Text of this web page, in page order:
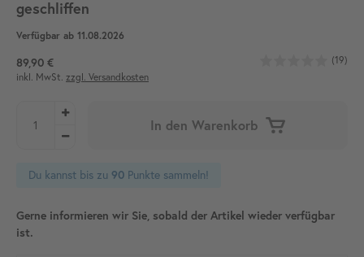
geschliffen
Verfügbar ab 11.08.2026
89,90 €
(19)
inkl. MwSt. zzgl. Versandkosten
In den Warenkorb
Du kannst bis zu 90 Punkte sammeln!
Gerne informieren wir Sie, sobald der Artikel wieder verfügbar
ist.